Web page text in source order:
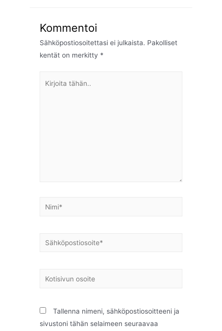
Kommentoi
Sähköpostiosoitettasi ei julkaista. Pakolliset
kentät on merkitty *
Tallenna nimeni, sähköpostiosoitteeni ja
sivustoni tähän selaimeen seuraavaa